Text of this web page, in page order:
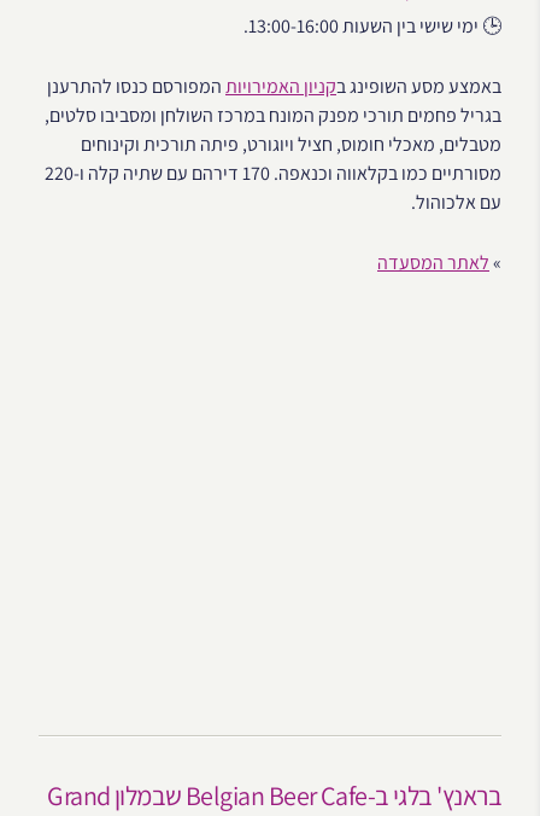
🕒 ימי שישי בין השעות 13:00-16:00.
באמצע מסע השופינג בקניון האמירויותהמפורסם כנסו להתרענן
בגריל פחמים תורכי מפנק המונח במרכז השולחן ומסביבו סלטים,
מטבלים, מאכלי חומוס, חציל ויוגורט, פיתה תורכית וקינוחים
מסורתיים כמו בקלאווה וכנאפה. 170 דירהם עם שתיה קלה ו-220
עם אלכוהול.
»לאתר המסעדה
בראנץ' בלגי ב-Belgian Beer Cafe שבמלון Grand